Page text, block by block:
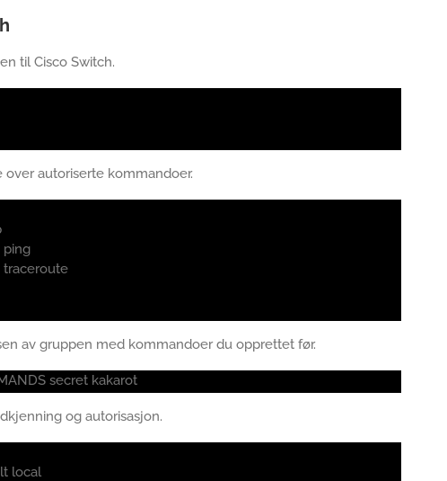
til Cisco Switch.
autoriserte kommandoer.
ping
traceroute
av gruppen med kommandoer du opprettet før.
secret kakarot
og autorisasjon.
local